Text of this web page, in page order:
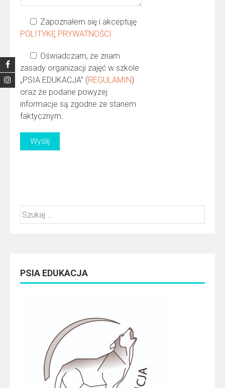
Zapoznałem się i akceptuję
POLITYKĘ PRYWATNOŚCI
Oświadczam, że znam
zasady organizacji zajęć w szkole
„PSIA EDUKACJA” (REGULAMIN)
oraz że podane powyżej
informacje są zgodne ze stanem
faktycznym.
Szukaj:
PSIA EDUKACJA